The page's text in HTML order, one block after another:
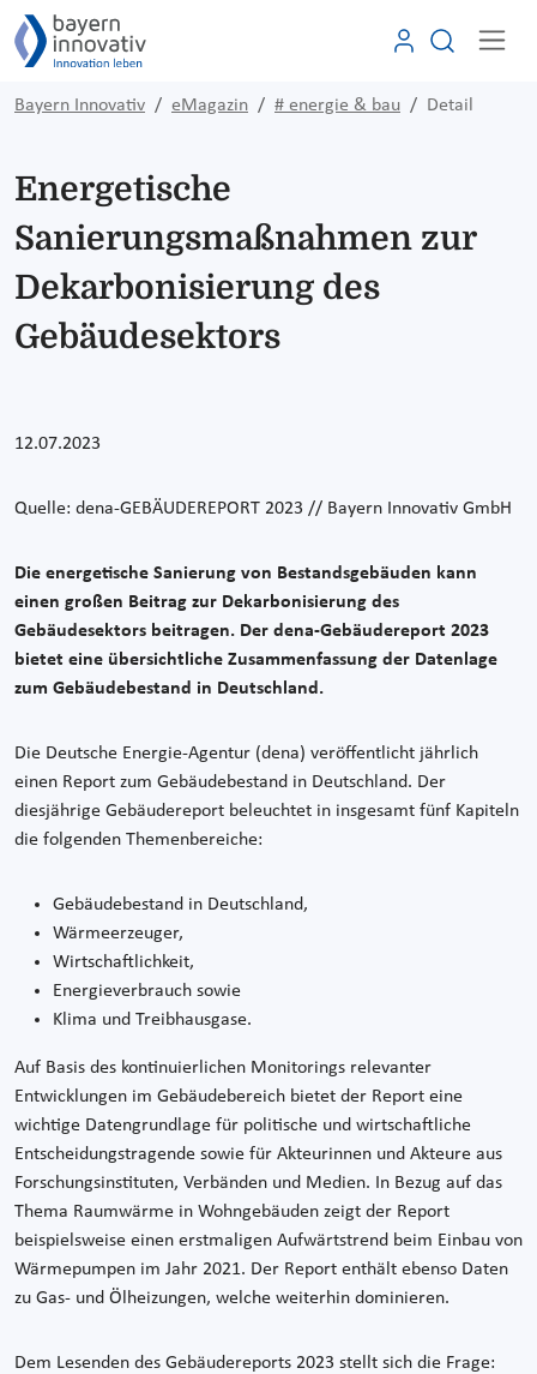
Bayern Innovativ eMagazin # energie & bau Detail
Energetische
Sanierungsmaßnahmen zur
Dekarbonisierung des
Gebäudesektors
12.07.2023
Quelle: dena-GEBÄUDEREPORT 2023 // Bayern Innovativ GmbH
Die energetische Sanierung von Bestandsgebäuden kann
einen großen Beitrag zur Dekarbonisierung des
Gebäudesektors beitragen. Der dena-Gebäudereport 2023
bietet eine übersichtliche Zusammenfassung der Datenlage
zum Gebäudebestand in Deutschland.
Die Deutsche Energie-Agentur (dena) veröffentlicht jährlich
einen Report zum Gebäudebestand in Deutschland. Der
diesjährige Gebäudereport beleuchtet in insgesamt fünf Kapiteln
die folgenden Themenbereiche:
Gebäudebestand in Deutschland,
Wärmeerzeuger,
Wirtschaftlichkeit,
Energieverbrauch sowie
Klima und Treibhausgase.
Auf Basis des kontinuierlichen Monitorings relevanter
Entwicklungen im Gebäudebereich bietet der Report eine
wichtige Datengrundlage für politische und wirtschaftliche
Entscheidungstragende sowie für Akteurinnen und Akteure aus
Forschungsinstituten, Verbänden und Medien. In Bezug auf das
Thema Raumwärme in Wohngebäuden zeigt der Report
beispielsweise einen erstmaligen Aufwärtstrend beim Einbau von
Wärmepumpen im Jahr 2021. Der Report enthält ebenso Daten
zu Gas- und Ölheizungen, welche weiterhin dominieren.
Dem Lesenden des Gebäudereports 2023 stellt sich die Frage: